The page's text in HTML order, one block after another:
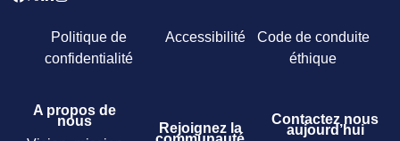
Politique de
confidentialité
Accessibilité
Code de conduite
éthique
A propos de
nous
Rejoignez la
Contactez nous
aujourd’hui